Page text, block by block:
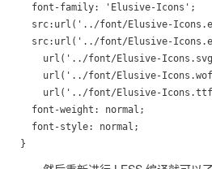
  font-family: 'Elusive-Icons';
src:url('../font/Elusive-
src:url('../font/Elusive-
url('../font/Elusive-
url('../font/Elusive-
url('../font/Elusive-
  font-weight: normal;
  font-style: normal;